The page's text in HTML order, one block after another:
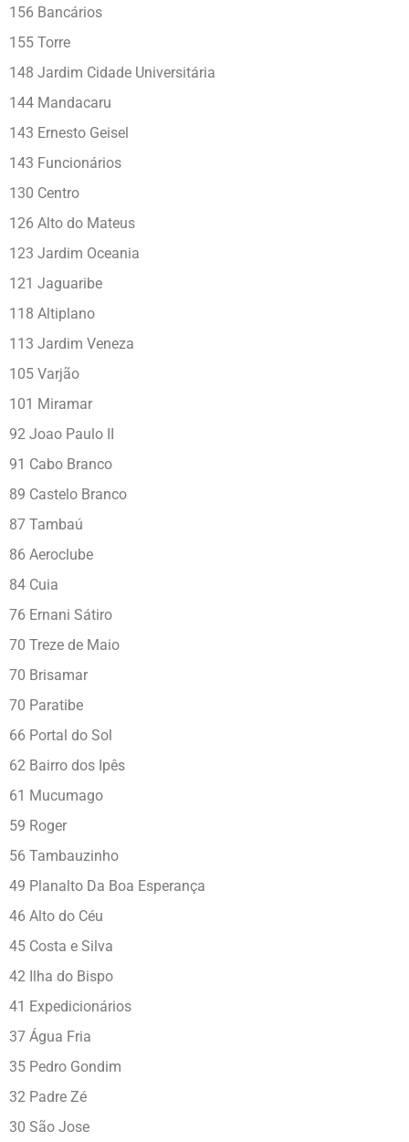
156 Bancários
155 Torre
148 Jardim Cidade Universitária
144 Mandacaru
143 Ernesto Geisel
143 Funcionários
130 Centro
126 Alto do Mateus
123 Jardim Oceania
121 Jaguaribe
118 Altiplano
113 Jardim Veneza
105 Varjão
101 Miramar
92 Joao Paulo II
91 Cabo Branco
89 Castelo Branco
87 Tambaú
86 Aeroclube
84 Cuia
76 Ernani Sátiro
70 Treze de Maio
70 Brisamar
70 Paratibe
66 Portal do Sol
62 Bairro dos Ipês
61 Mucumago
59 Roger
56 Tambauzinho
49 Planalto Da Boa Esperança
46 Alto do Céu
45 Costa e Silva
42 Ilha do Bispo
41 Expedicionários
37 Água Fria
35 Pedro Gondim
32 Padre Zé
30 São Jose